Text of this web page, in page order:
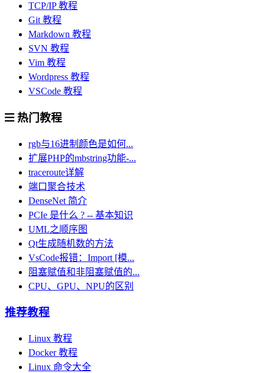
TCP/IP 教程
Git 教程
Markdown 教程
SVN 教程
Vim 教程
Wordpress 教程
VSCode 教程
热门教程
rgb与16进制颜色是如何...
扩展PHP的mbstring功能-...
traceroute详解
端口聚合技术
DenseNet 简介
PCIe 是什么 ? -- 基本知识
UML之顺序图
Qt生成随机数的方法
VsCode报错：Import [模...
阻塞赋值和非阻塞赋值的...
CPU、GPU、NPU的区别
推荐教程
Linux 教程
Docker 教程
Linux 命令大全